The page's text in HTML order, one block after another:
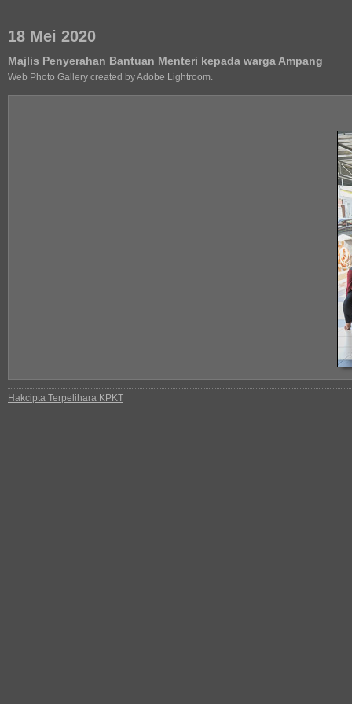
18 Mei 2020
Majlis Penyerahan Bantuan Menteri kepada warga Ampang
Web Photo Gallery created by Adobe Lightroom.
Hakcipta Terpelihara KPKT